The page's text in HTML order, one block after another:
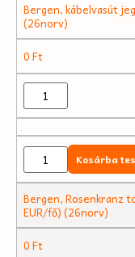
Bergen, kábelvasút
(26norv)
0Ft
Kosárba
Bergen, Rosenkranz
EUR/fő) (26norv)
0Ft